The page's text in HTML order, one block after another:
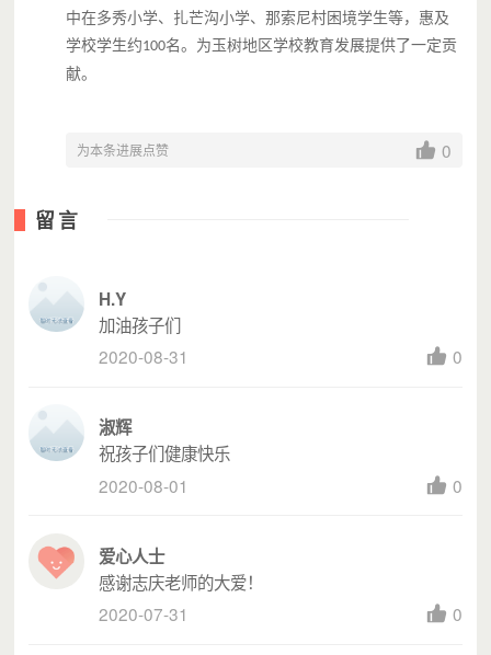
本项目“最低可执行金额”为0元，若最终所募善款
少于“最低可执行金额”，善款的使用方向不变。
本项目将从项目筹款预算提取6%的项目管理费，
用于项目成员的工资、办公费、交通费、差旅费。
我们将于8月16日至19日前往青海玉树开展蓝蝶
助学活动，诚挚的邀请您同我们一起，将关爱和希
http://lxi.me/89dqw
「情系玉树，为爱助力」
中在多秀小学、扎芒沟小学、那索尼村困境学生等，惠及
学校学生约100名。为玉树地区学校教育发展提供了一定贡
献。
为本条进展点赞 0
留言
H.Y
加油孩子们
2020-08-31
0
淑辉
祝孩子们健康快乐
2020-08-01
0
爱心人士
感谢志庆老师的大爱！
2020-07-31
0